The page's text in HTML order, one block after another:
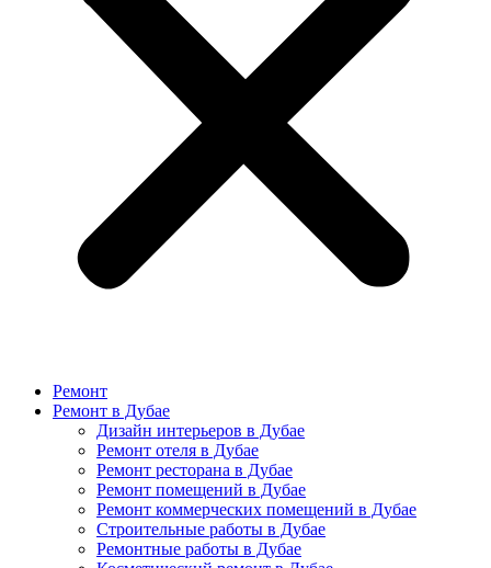
Ремонт
Ремонт в Дубае
Дизайн интерьеров в Дубае
Ремонт отеля в Дубае
Ремонт ресторана в Дубае
Ремонт помещений в Дубае
Ремонт коммерческих помещений в Дубае
Строительные работы в Дубае
Ремонтные работы в Дубае